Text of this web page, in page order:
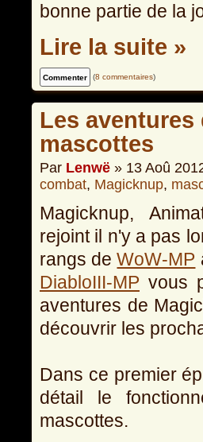
bonne partie de la
Lire la suite »
(8 commentaires)
Les aventures
mascottes
Par Lenwë » 13 Aoû
combat, Magicknup,
Magicknup,
rejoint il n'y a pas
rangs deWoW-MP
DiabloIII-MP vous
aventures de
découvrir les
Dans ce premier
détail le
mascottes.